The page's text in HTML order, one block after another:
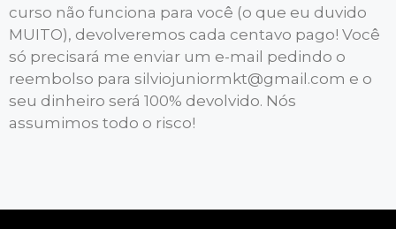
curso não funciona para você (o que eu duvido
MUITO), devolveremos cada centavo pago! Você
só precisará me enviar um e-mail pedindo o
reembolso para silviojuniormkt@gmail.com e o
seu dinheiro será 100% devolvido. Nós
assumimos todo o risco!